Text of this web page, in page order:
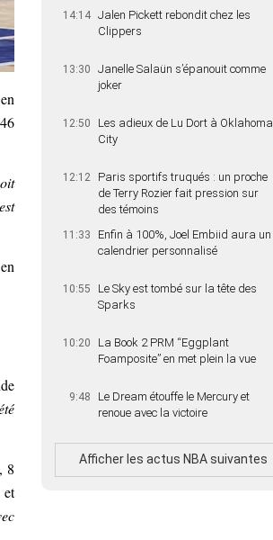
8
et
14:14 Jalen Pickett rebondit chez les
Clippers
13:30
Janelle Salaün s’épanouit comme
joker
12:50
Les adieux de Lu Dort à Oklahoma
City
12:12
Paris sportifs truqués : un proche
de Terry Rozier fait pression sur
des témoins
11:33
Enfin à 100%, Joel Embiid aura un
calendrier personnalisé
10:55
Le Sky est tombé sur la tête des
Sparks
10:20
La Book 2 PRM “Eggplant
Foamposite” en met plein la vue
9:48
Le Dream étouffe le Mercury et
renoue avec la victoire
Afficher les actus NBA suivantes